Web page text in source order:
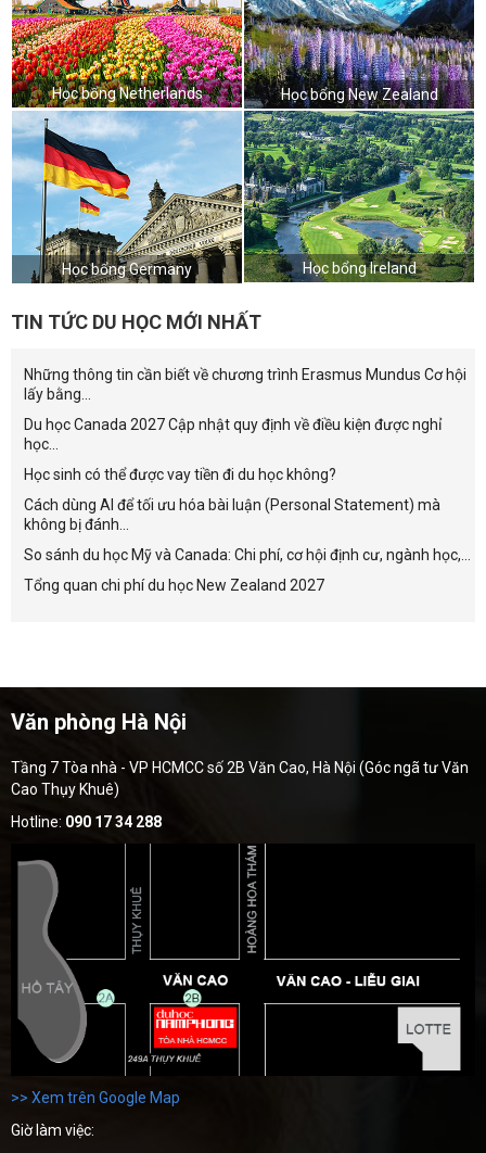
Học bổng Netherlands Học bổng New Zealand
Học bổng Germany Học bổng Ireland
TIN TỨC DU HỌC MỚI NHẤT
Những thông tin cần biết về chương trình Erasmus Mundus Cơ hội
lấy bằng...
Du học Canada 2027 Cập nhật quy định về điều kiện được nghỉ
học...
Học sinh có thể được vay tiền đi du học không?
Cách dùng AI để tối ưu hóa bài luận (Personal Statement) mà
không bị đánh...
So sánh du học Mỹ và Canada: Chi phí, cơ hội định cư, ngành học,...
Tổng quan chi phí du học New Zealand 2027
Văn phòng Hà Nội
Tầng 7 Tòa nhà - VP HCMCC số 2B Văn Cao, Hà Nội (Góc ngã tư Văn
Cao Thụy Khuê)
Hotline: 090 17 34 288
>> Xem trên Google Map
Giờ làm việc: